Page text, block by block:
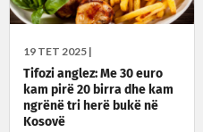
19 TET 2025 |
Tifozi anglez: Me 30 euro
kam pirë 20 birra dhe kam
ngrënë tri herë bukë në
Kosovë